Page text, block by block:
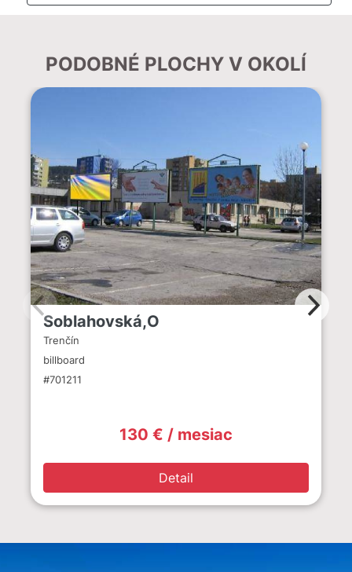
PODOBNÉ PLOCHY V OKOLÍ
Soblahovská,O
Trenčín
billboard
#701211
130 € / mesiac
Detail